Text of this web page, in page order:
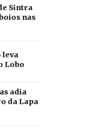
Sintra
nas
leva
Lobo
adia
da Lapa